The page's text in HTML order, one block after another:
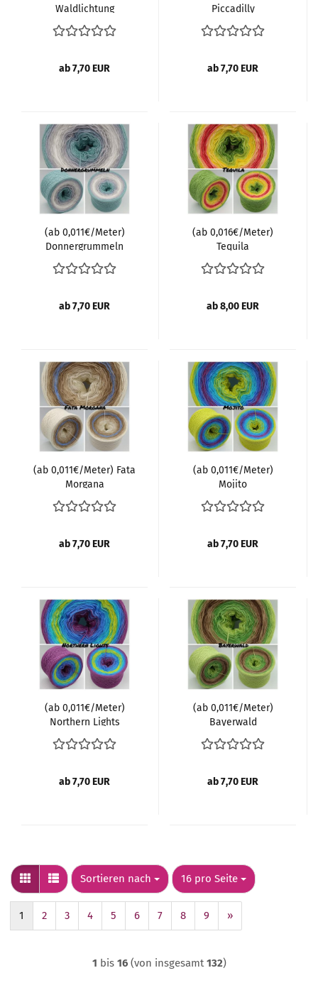
Waldlichtung
ab 7,70 EUR
Piccadilly
ab 7,70 EUR
(ab 0,011€/Meter)
Donnergrummeln
ab 7,70 EUR
(ab 0,016€/Meter)
Tequila
ab 8,00 EUR
(ab 0,011€/Meter) Fata
Morgana
ab 7,70 EUR
(ab 0,011€/Meter)
Mojito
ab 7,70 EUR
(ab 0,011€/Meter)
Northern Lights
ab 7,70 EUR
(ab 0,011€/Meter)
Bayerwald
ab 7,70 EUR
Sortieren nach
Sortieren nach 16 pro Seite
pro Seite
1 2 3 4 5 6 7 8 9 »
1 bis 16(von insgesamt132)